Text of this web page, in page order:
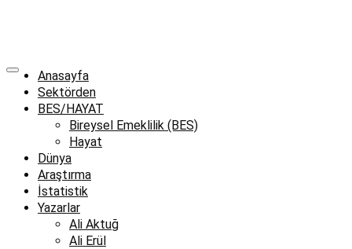
Anasayfa
Sektörden
BES/HAYAT
Bireysel Emeklilik (BES)
Hayat
Dünya
Araştırma
İstatistik
Yazarlar
Ali Aktuğ
Ali Erül